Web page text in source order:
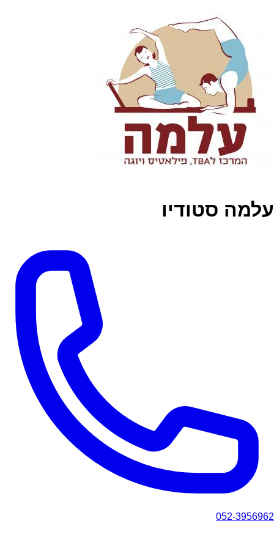
עלמה סטודיו
052-3956962